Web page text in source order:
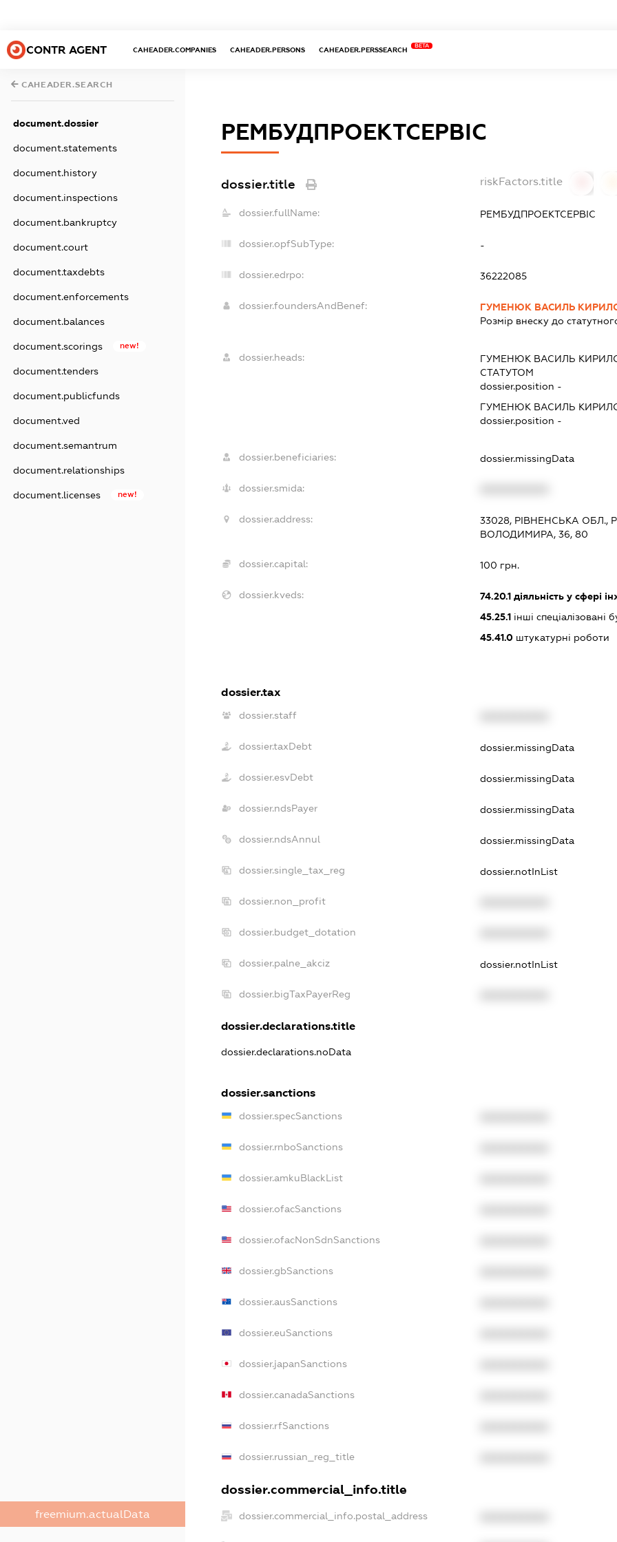
CONTR AGENT CAHEADER.COMPANIES CAHEADER.PERSONS CAHEADER.PERSSEARCH
BETA
CAHEADER.SEARCH
document.dossier
document.statements
document.history
document.inspections
document.bankruptcy
document.court
document.taxdebts
document.enforcements
document.balances
document.scorings new!
document.tenders
document.publicfunds
document.ved
document.semantrum
document.relationships
document.licenses new!
freemium.actualData
РЕМБУДПРОЕКТСЕРВІС
dossier.title riskFactors.title
dossier.fullName: РЕМБУДПРОЕКТСЕРВІС
dossier.opfSubType: -
dossier.edrpo: 36222085
dossier.foundersAndBenef:
ГУМЕНЮК ВАСИЛЬ
Розмір внеску до
dossier.heads: ГУМЕНЮК ВАСИЛЬ
СТАТУТОМ
dossier.position -
ГУМЕНЮК ВАСИЛЬ
dossier.position -
dossier.beneficiaries: dossier.missingData
dossier.smida:
dossier.address:
33028, РІВНЕНСЬКА ОБЛ.,
ВОЛОДИМИРА, 36, 80
dossier.capital: 100 грн.
dossier.kveds: 74.20.1 діяльність у сфері
45.25.1 інші спеціалізовані
45.41.0 штукатурні роботи
dossier.tax
dossier.staff
dossier.taxDebt dossier.missingData
dossier.esvDebt dossier.missingData
dossier.ndsPayer dossier.missingData
dossier.ndsAnnul dossier.missingData
dossier.single_tax_reg dossier.notInList
dossier.non_profit
dossier.budget_dotation
dossier.palne_akciz dossier.notInList
dossier.bigTaxPayerReg
dossier.declarations.title
dossier.declarations.noData
dossier.sanctions
dossier.specSanctions
dossier.rnboSanctions
dossier.amkuBlackList
dossier.ofacSanctions
dossier.ofacNonSdnSanctions
dossier.gbSanctions
dossier.ausSanctions
dossier.euSanctions
dossier.japanSanctions
dossier.canadaSanctions
dossier.rfSanctions
dossier.russian_reg_title
dossier.commercial_info.title
dossier.commercial_info.postal_address